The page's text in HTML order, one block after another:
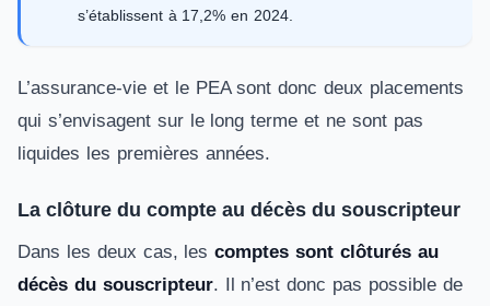
s’établissent à 17,2% en 2024.
L’assurance-vie et le PEA sont donc deux placements
qui s’envisagent sur le long terme et ne sont pas
liquides les premières années.
La clôture du compte au décès du souscripteur
Dans les deux cas, lescomptes sont clôturés au
décès du souscripteur. Il n’est donc pas possible de